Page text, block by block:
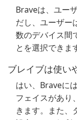
Braveは、ユー
だし、ユーザー
数のデバイス間
とを選択できま
ブレイブは使い
はい、Braveに
フェイスがあり
きます。また、